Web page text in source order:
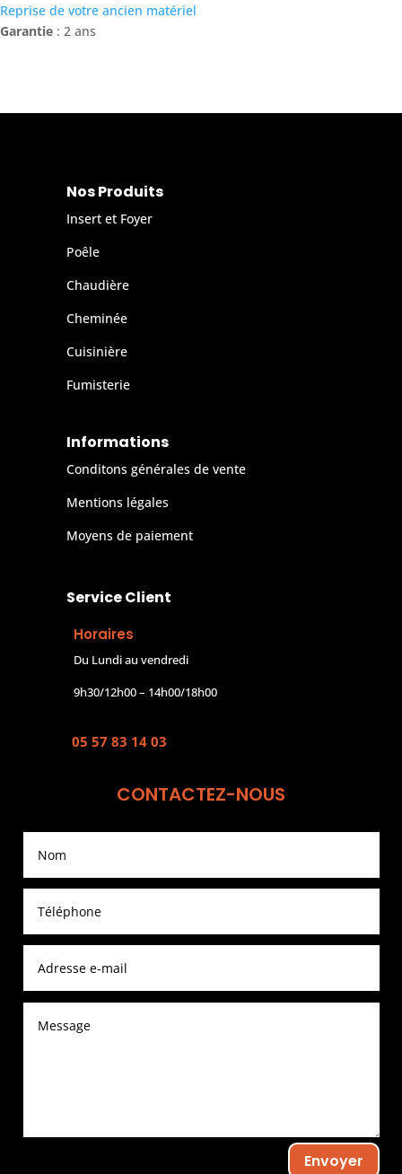
Reprise de votre ancien matériel
Garantie : 2 ans
Nos Produits
Insert et Foyer
Poêle
Chaudière
Cheminée
Cuisinière
Fumisterie
Informations
Conditons générales de vente
Mentions légales
Moyens de paiement
Service Client
Horaires
Du Lundi au vendredi
9h30/12h00 – 14h00/18h00
05 57 83 14 03
CONTACTEZ-NOUS
Envoyer